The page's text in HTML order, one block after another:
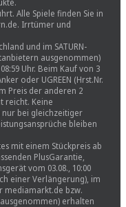
Alle Spiele finden Sie in
Irrtümer und
und im SATURN-
ausgenommen)
Uhr. Beim Kauf von 3
oder UGREEN (Hrst.Nr.
Preis der anderen 2
reicht. Keine
nur bei gleichzeitiger
bleiben
mit einem Stückpreis ab
PlusGarantie,
vom 03.08., 10:00
einer Verlängerung), im
mediamarkt.de bzw.
erhalten